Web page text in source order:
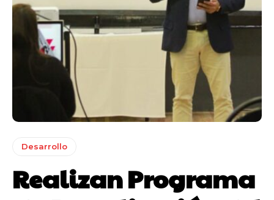
Desarrollo
Realizan Programa